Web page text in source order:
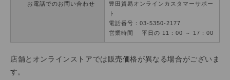
お電話でのお問い合わせ
豊田貿易オンラインカスタマーサポー
ト
電話番号：03-5350-2177
営業時間 平日の 11：00 ～ 17：00
店舗とオンラインストアでは販売価格が異なる場合がございま
す。